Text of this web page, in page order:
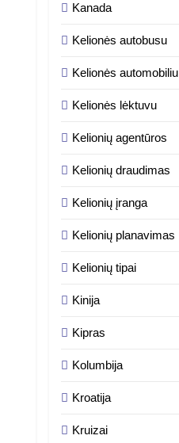
Kanada
Kelionės autobusu
Kelionės automobiliu
Kelionės lėktuvu
Kelionių agentūros
Kelionių draudimas
Kelionių įranga
Kelionių planavimas
Kelionių tipai
Kinija
Kipras
Kolumbija
Kroatija
Kruizai